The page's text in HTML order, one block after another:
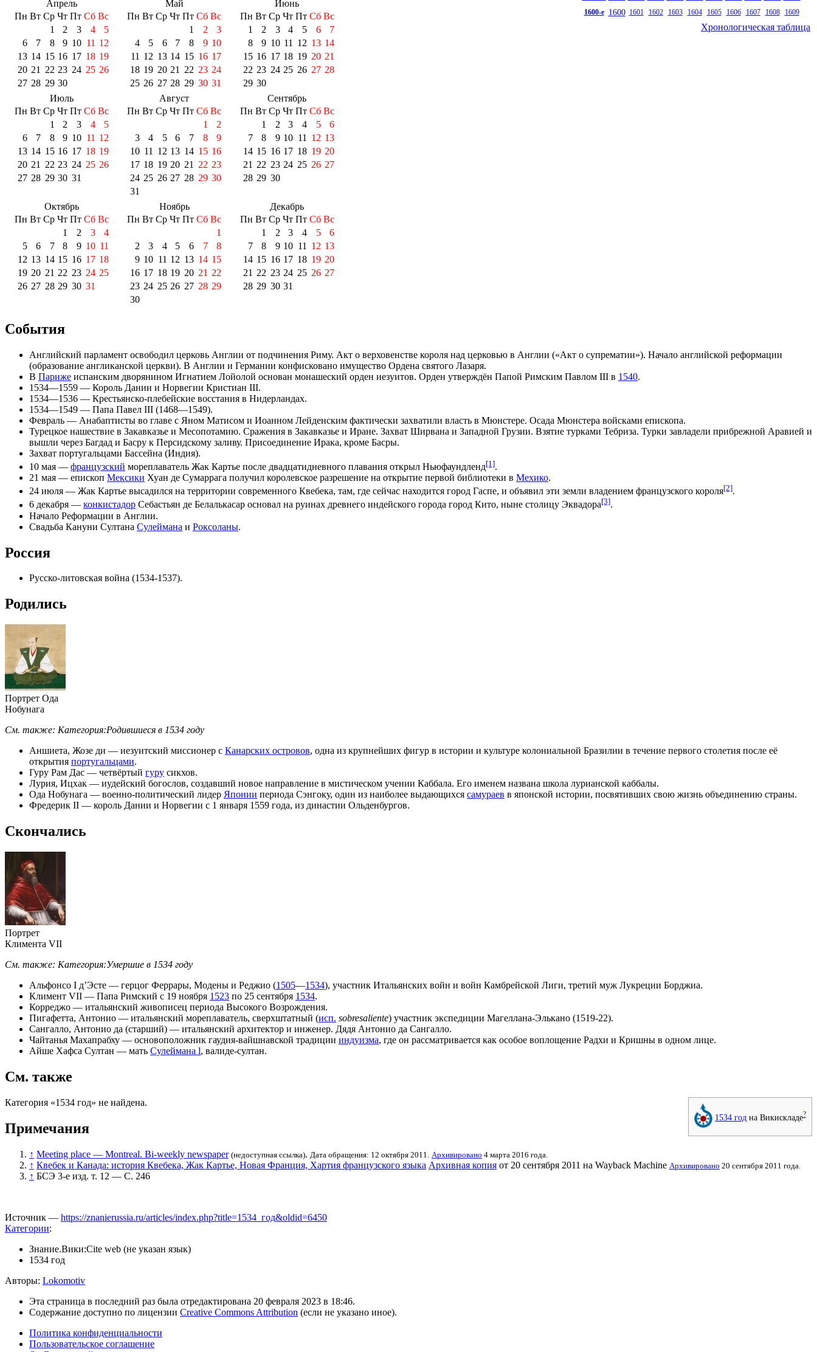
1600-е 1600 1601 1602 1603 1604 1605 1606 1607 1608 1609
Хронологическая таблица
Апрель
Пн Вт Ср Чт Пт Сб Вс
1
2 3 4
5
6
7 8 9 10 11 12
13 14 15 16 17 18 19
20 21 22 23 24 25 26
27 28 29 30
Май
Пн Вт Ср Чт Пт Сб Вс
1
2
3
4
5 6 7 8 9 10
11 12 13 14 15 16 17
18 19 20 21 22 23 24
25 26 27 28 29 30 31
Июнь
Пн Вт Ср Чт Пт Сб Вс
1
2 3 4 5 6
7
8
9 10 11 12 13 14
15 16 17 18 19 20 21
22 23 24 25 26 27 28
29 30
Июль
Пн Вт Ср Чт Пт Сб Вс
1
2 3 4
5
6
7 8 9 10 11 12
13 14 15 16 17 18 19
20 21 22 23 24 25 26
27 28 29 30 31
Август
Пн Вт Ср Чт Пт Сб Вс
1
2
3
4 5 6 7 8
9
10 11 12 13 14 15 16
17 18 19 20 21 22 23
24 25 26 27 28 29 30
31
Сентябрь
Пн Вт Ср Чт Пт Сб Вс
1
2 3 4 5
6
7
8 9 10 11 12 13
14 15 16 17 18 19 20
21 22 23 24 25 26 27
28 29 30
Октябрь
Пн Вт Ср Чт Пт Сб Вс
1
2 3
4
5
6 7 8 9 10 11
12 13 14 15 16 17 18
19 20 21 22 23 24 25
26 27 28 29 30 31
Ноябрь
Пн Вт Ср Чт Пт Сб Вс
1
2
3 4 5 6 7
8
9 10 11 12 13 14 15
16 17 18 19 20 21 22
23 24 25 26 27 28 29
30
Декабрь
Пн Вт Ср Чт Пт Сб Вс
1
2 3 4 5
6
7
8 9 10 11 12 13
14 15 16 17 18 19 20
21 22 23 24 25 26 27
28 29 30 31
События
Английский парламент освободил церковь Англии от подчинения Риму. Акт о верховенстве короля над церковью в Англии («Акт о супрематии»). Начало английской реформации
(образование англиканской церкви). В Англии и Германии конфисковано имущество Ордена святого Лазаря.
В Париже испанским дворянином Игнатием Лойолой основан монашеский орден иезуитов. Орден утверждён Папой Римским Павлом III в 1540.
1534—1559 — Король Дании и Норвегии Кристиан III.
1534—1536 — Крестьянско-плебейские восстания в Нидерландах.
1534—1549 — Папа Павел III (1468—1549).
Февраль — Анабаптисты во главе с Яном Матисом и Иоанном Лейденским фактически захватили власть в Мюнстере. Осада Мюнстера войсками епископа.
Турецкое нашествие в Закавказье и Месопотамию. Сражения в Закавказье и Иране. Захват Ширвана и Западной Грузии. Взятие турками Тебриза. Турки завладели прибрежной Аравией и
вышли через Багдад и Басру к Персидскому заливу. Присоединение Ирака, кроме Басры.
Захват португальцами Бассейна (Индия).
10 мая — французский мореплаватель Жак Картье после двадцатидневного плавания открыл Ньюфаундленд[1].
21 мая — епископ Мексики Хуан де Сумаррага получил королевское разрешение на открытие первой библиотеки в Мехико.
24 июля — Жак Картье высадился на территории современного Квебека, там, где сейчас находится город Гаспе, и объявил эти земли владением французского короля[2].
6 декабря — конкистадор Себастьян де Белалькасар основал на руинах древнего индейского города город Кито, ныне столицу Эквадора[3].
Начало Реформации в Англии.
Свадьба Кануни Султана Сулеймана и Роксоланы.
Россия
Русско-литовская война (1534-1537).
Родились
Портрет Ода
Нобунага
См. также: Категория:Родившиеся в 1534 году
Аншиета, Жозе ди — иезуитский миссионер с Канарских островов, одна из крупнейших фигур в истории и культуре колониальной Бразилии в течение первого столетия после её
открытия португальцами.
Гуру Рам Дас — четвёртый гуру сикхов.
Лурия, Ицхак — иудейский богослов, создавший новое направление в мистическом учении Каббала. Его именем названа школа лурианской каббалы.
Ода Нобунага — военно-политический лидер Японии периода Сэнгоку, один из наиболее выдающихся самураев в японской истории, посвятивших свою жизнь объединению страны.
Фредерик II — король Дании и Норвегии с 1 января 1559 года, из династии Ольденбургов.
Скончались
Портрет
Климента VII
См. также: Категория:Умершие в 1534 году
Альфонсо I д’Эсте — герцог Феррары, Модены и Реджио (1505—1534), участник Итальянских войн и войн Камбрейской Лиги, третий муж Лукреции Борджиа.
Климент VII — Папа Римский с 19 ноября 1523 по 25 сентября 1534.
Корреджо — итальянский живописец периода Высокого Возрождения.
Пигафетта, Антонио — итальянский мореплаватель, сверхштатный (исп. sobresaliente) участник экспедиции Магеллана-Элькано (1519-22).
Сангалло, Антонио да (старший) — итальянский архитектор и инженер. Дядя Антонио да Сангалло.
Чайтанья Махапрабху — основоположник гаудия-вайшнавской традиции индуизма, где он рассматривается как особое воплощение Радхи и Кришны в одном лице.
Айше Хафса Султан — мать Сулеймана l, валиде-султан.
См. также
1534 год на Викискладе?
Категория «1534 год» не найдена.
Примечания
↑ Meeting place — Montreal. Bi-weekly newspaper (недоступная ссылка). Дата обращения: 12 октября 2011. Архивировано 4 марта 2016 года.
↑ Квебек и Канада: история Квебека, Жак Картье, Новая Франция, Хартия французского языка Архивная копия от 20 сентября 2011 на Wayback Machine Архивировано 20 сентября 2011 года.
↑ БСЭ 3-е изд. т. 12 — С. 246
Источник — https://znanierussia.ru/articles/index.php?title=1534_год&oldid=6450
Категории:
Знание.Вики:Cite web (не указан язык)
1534 год
Авторы: Lokomotiv
Эта страница в последний раз была отредактирована 20 февраля 2023 в 18:46.
Содержание доступно по лицензии Creative Commons Attribution (если не указано иное).
Политика конфиденциальности
Пользовательское соглашение